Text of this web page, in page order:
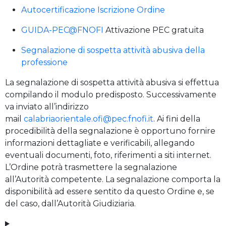
Autocertificazione Iscrizione Ordine
GUIDA-PEC@FNOFI Attivazione PEC gratuita
Segnalazione di sospetta attività abusiva della
professione
La segnalazione di sospetta attività abusiva si effettua
compilando il modulo predisposto. Successivamente
va inviato all’indirizzo
mail calabriaorientale.ofi@pec.fnofi.it. Ai fini della
procedibilità della segnalazione è opportuno fornire
informazioni dettagliate e verificabili, allegando
eventuali documenti, foto, riferimenti a siti internet.
L’Ordine potrà trasmettere la segnalazione
all’Autorità competente. La segnalazione comporta la
disponibilità ad essere sentito da questo Ordine e, se
del caso, dall’Autorità Giudiziaria.